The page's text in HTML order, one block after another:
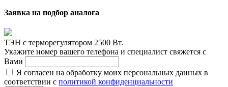
Заявка на подбор аналога
ТЭН c терморегулятором 2500 Вт.
Укажите номер вашего телефона и специалист свяжется с
Вами
Я согласен на обработку моих персональных данных в
соответствии с политикой конфиденциальности